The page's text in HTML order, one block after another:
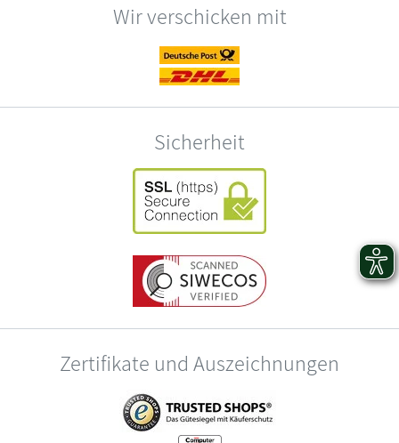
Wir verschicken mit
Sicherheit
Zertifikate und Auszeichnungen